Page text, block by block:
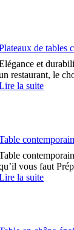
de tables
et
restaurant, le
la suite
vous faut
la suite